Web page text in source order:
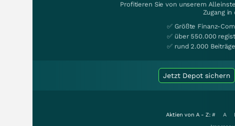
Profitieren Sie von unserem
Zugang
✅ Größte Finanz-
✅ über 550.000
✅ rund 2.000
Jetzt Depot sichern
Aktien von A - Z: # A